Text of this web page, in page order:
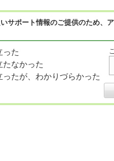
いサポート情報のご提供のため
った
たなかった
ったが、わかりづらかった